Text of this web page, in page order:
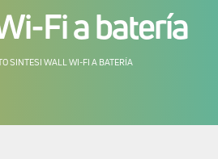
Fi a batería
SINTESI WALL WI-FI A BATERÍA